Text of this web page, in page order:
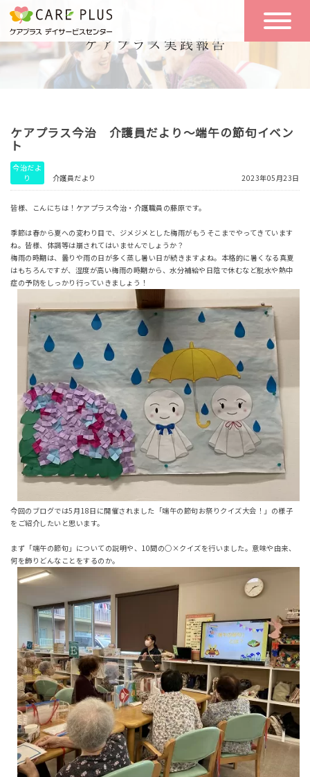
こんな方に
おすすめ
一日の流れ
一日体験
空き状況
実践報告
リクルート
お問い合わせ
体験希望
ケアプラス今治 介護員だより～端午の節句イベン
ト
今治だよ
り
介護員だより 2023年05月23日
皆様、こんにちは！ケアプラス今治・介護職員の藤原です。
季節は春から夏への変わり目で、ジメジメとした梅雨がもうそこまでやってきています
ね。皆様、体調等は崩されてはいませんでしょうか？
梅雨の時期は、曇りや雨の日が多く蒸し暑い日が続きますよね。本格的に暑くなる真夏
はもちろんですが、湿度が高い梅雨の時期から、水分補給や日陰で休むなど脱水や熱中
症の予防をしっかり行っていきましょう！
今回のブログでは5月18日に開催されました「端午の節句お祭りクイズ大会！」の様子
をご紹介したいと思います。
まず「端午の節句」についての説明や、10間の○×クイズを行いました。意味や由来、
何を飾りどんなことをするのか。